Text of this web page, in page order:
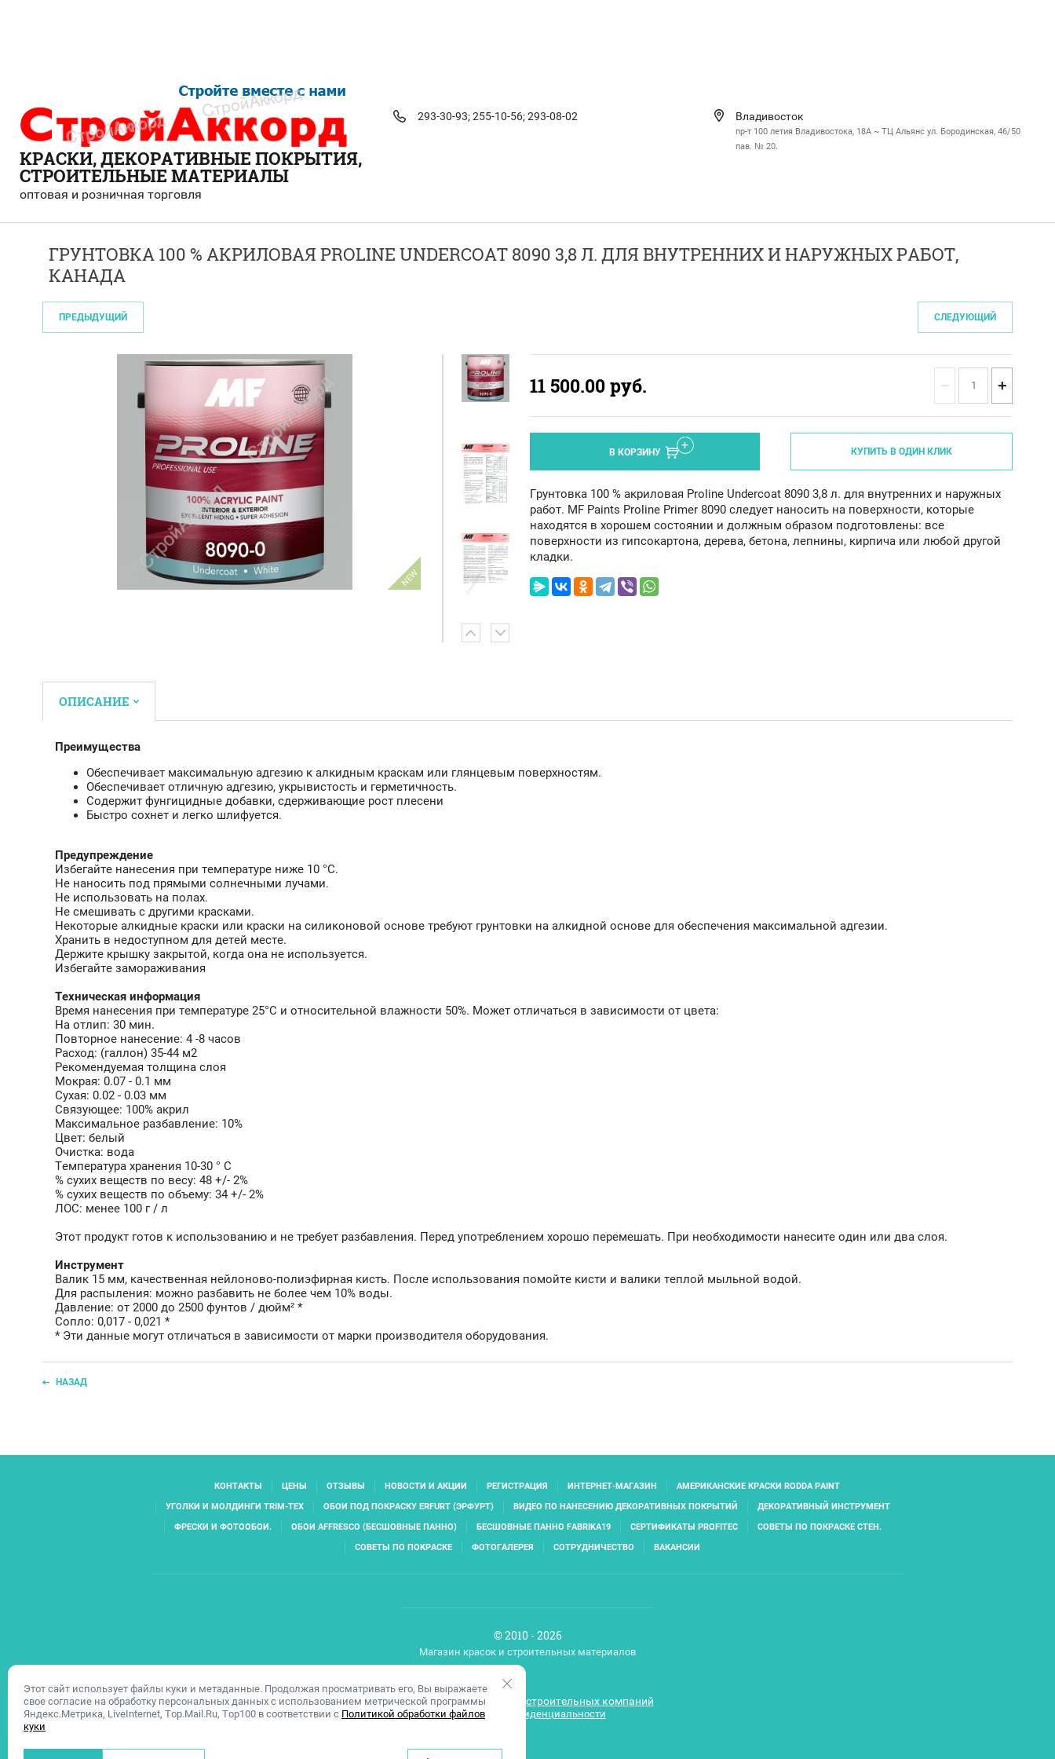
КРАСКИ, ДЕКОРАТИВНЫЕ ПОКРЫТИЯ,
СТРОИТЕЛЬНЫЕ МАТЕРИАЛЫ
оптовая и розничная торговля
293-30-93;255-10-56;293-08-02 Владивосток
пр-т 100 летия Владивостока, 18А ~ ТЦ Альянс ул. Бородинская, 46/50
пав. № 20.
ГРУНТОВКА 100 % АКРИЛОВАЯ PROLINE UNDERCOAT 8090 3,8 Л. ДЛЯ ВНУТРЕННИХ И НАРУЖНЫХ РАБОТ,
КАНАДА
ПРЕДЫДУЩИЙ СЛЕДУЮЩИЙ
NEW
11 500.00 руб. − +
В КОРЗИНУ КУПИТЬ В ОДИН КЛИК
Грунтовка 100 % акриловая Proline Undercoat 8090 3,8 л. для внутренних и наружных
работ. MF Paints Proline Primer 8090 следует наносить на поверхности, которые
находятся в хорошем состоянии и должным образом подготовлены: все
поверхности из гипсокартона, дерева, бетона, лепнины, кирпича или любой другой
кладки.
ОПИСАНИЕ
Преимущества
Обеспечивает максимальную адгезию к алкидным краскам или глянцевым поверхностям.
Обеспечивает отличную адгезию, укрывистость и герметичность.
Содержит фунгицидные добавки, сдерживающие рост плесени
Быстро сохнет и легко шлифуется.
Предупреждение
Избегайте нанесения при температуре ниже 10 °C.
Не наносить под прямыми солнечными лучами.
Не использовать на полах.
Не смешивать с другими красками.
Некоторые алкидные краски или краски на силиконовой основе требуют грунтовки на алкидной основе для обеспечения максимальной адгезии.
Хранить в недоступном для детей месте.
Держите крышку закрытой, когда она не используется.
Избегайте замораживания
Техническая информация
Время нанесения при температуре 25°C и относительной влажности 50%. Может отличаться в зависимости от цвета:
На отлип: 30 мин.
Повторное нанесение: 4 -8 часов
Расход: (галлон) 35-44 м2
Рекомендуемая толщина слоя
Мокрая: 0.07 - 0.1 мм
Сухая: 0.02 - 0.03 мм
Связующее: 100% акрил
Максимальное разбавление: 10%
Цвет: белый
Очистка: вода
Температура хранения 10-30 ° C
% сухих веществ по весу: 48 +/- 2%
% сухих веществ по объему: 34 +/- 2%
ЛОС: менее 100 г / л
Этот продукт готов к использованию и не требует разбавления. Перед употреблением хорошо перемешать. При необходимости нанесите один или два слоя.
Инструмент
Валик 15 мм, качественная нейлоново-полиэфирная кисть. После использования помойте кисти и валики теплой мыльной водой.
Для распыления: можно разбавить не более чем 10% воды.
Давление: от 2000 до 2500 фунтов / дюйм² *
Сопло: 0,017 - 0,021 *
* Эти данные могут отличаться в зависимости от марки производителя оборудования.
НАЗАД
КОНТАКТЫ ЦЕНЫ ОТЗЫВЫ НОВОСТИ И АКЦИИ РЕГИСТРАЦИЯ ИНТЕРНЕТ-МАГАЗИН
АМЕРИКАНСКИЕ КРАСКИ RODDA PAINT
УГОЛКИ И МОЛДИНГИ TRIM-TEX
ОБОИ ПОД ПОКРАСКУ ERFURT (ЭРФУРТ) ВИДЕО ПО НАНЕСЕНИЮ ДЕКОРАТИВНЫХ ПОКРЫТИЙ
ДЕКОРАТИВНЫЙ ИНСТРУМЕНТ
ФРЕСКИ И ФОТООБОИ.
ОБОИ AFFRESCO (БЕСШОВНЫЕ ПАННО) БЕСШОВНЫЕ ПАННО FABRIKA19 СЕРТИФИКАТЫ PROFITEC
СОВЕТЫ ПО ПОКРАСКЕ СТЕН.
СОВЕТЫ ПО ПОКРАСКЕ
ФОТОГАЛЕРЕЯ СОТРУДНИЧЕСТВО ВАКАНСИИ
© 2010 - 2026
Магазин красок и строительных материалов
Разработка сайтов для строительных компаний
Политика конфиденциальности
Этот сайт использует файлы куки и метаданные. Продолжая просматривать его, Вы выражаете
свое согласие на обработку персональных данных с использованием метрической программы
Яндекс.Метрика, LiveInternet, Top.Mail.Ru, Top100 в соответствии с Политикой обработки файлов
куки